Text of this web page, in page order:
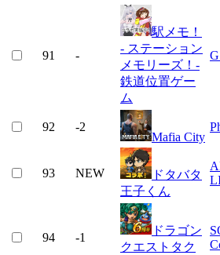
91 -
駅メモ！
- ステーション
メモリーズ！-
鉄道位置ゲー
ム
92 -2
Mafia City
93 NEW
ドタバタ
王子くん
94 -1
ドラゴン
クエストタク